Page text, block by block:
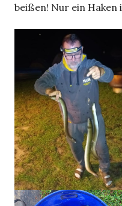
beißen! Nur ein Haken